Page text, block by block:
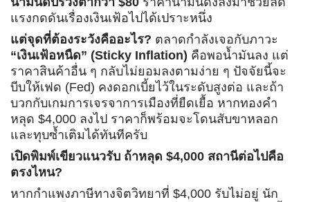
แรงกดดันเรื่องเงินเฟ้อไปได้เปราะหนึ่ง
แต่จุดที่ต้องระวังคืออะไร? ตลาดกำลังเจอกับภาวะ
“เงินเฟ้อหนืด” (Sticky Inflation) คือพอน้ำมันลง แต่
ราคาสินค้าอื่น ๆ กลับไม่ยอมลงตามง่าย ๆ ปัจจัยนี้จะ
บีบให้เฟด (Fed) คงดอกเบี้ยไว้ในระดับสูงต่อ และถ้า
บวกกับเกมการเจรจาการเมืองที่ยืดเยื้อ หากทองคำ
หลุด $4,000 ลงไป ราคาก็พร้อมจะโดนสับขาหลอก
และทุบซ้ำเติมได้ทันทีครับ
เปิดพิมพ์เขียวแนวรับ ถ้าหลุด $4,000 สถานีต่อไปคือ
ตรงไหน?
หากกำแพงภาษีทางจิตวิทยาที่ $4,000 รับไม่อยู่ นัก